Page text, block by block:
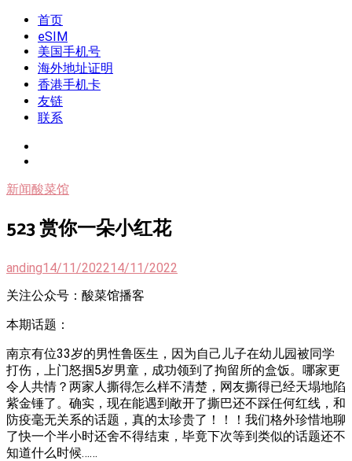
Skip
content
我是王掌柜
新闻酸菜馆|极客电台|自媒体联盟
首页
eSIM
美国手机号
海外地址证明
香港手机卡
友链
联系
新闻酸菜馆
523 赏你一朵小红花
anding14/11/202214/11/2022
关注公众号：酸菜馆播客
本期话题：
南京有位33岁的男性鲁医生，因为自己儿子在幼儿园被同学
打伤，上门怒掴5岁男童，成功领到了拘留所的盒饭。哪家更
令人共情？两家人撕得怎么样不清楚，网友撕得已经天塌地陷
紫金锤了。确实，现在能遇到敞开了撕巴还不踩任何红线，和
防疫毫无关系的话题，真的太珍贵了！！！我们格外珍惜地聊
了快一个半小时还舍不得结束，毕竟下次等到类似的话题还不
知道什么时候……